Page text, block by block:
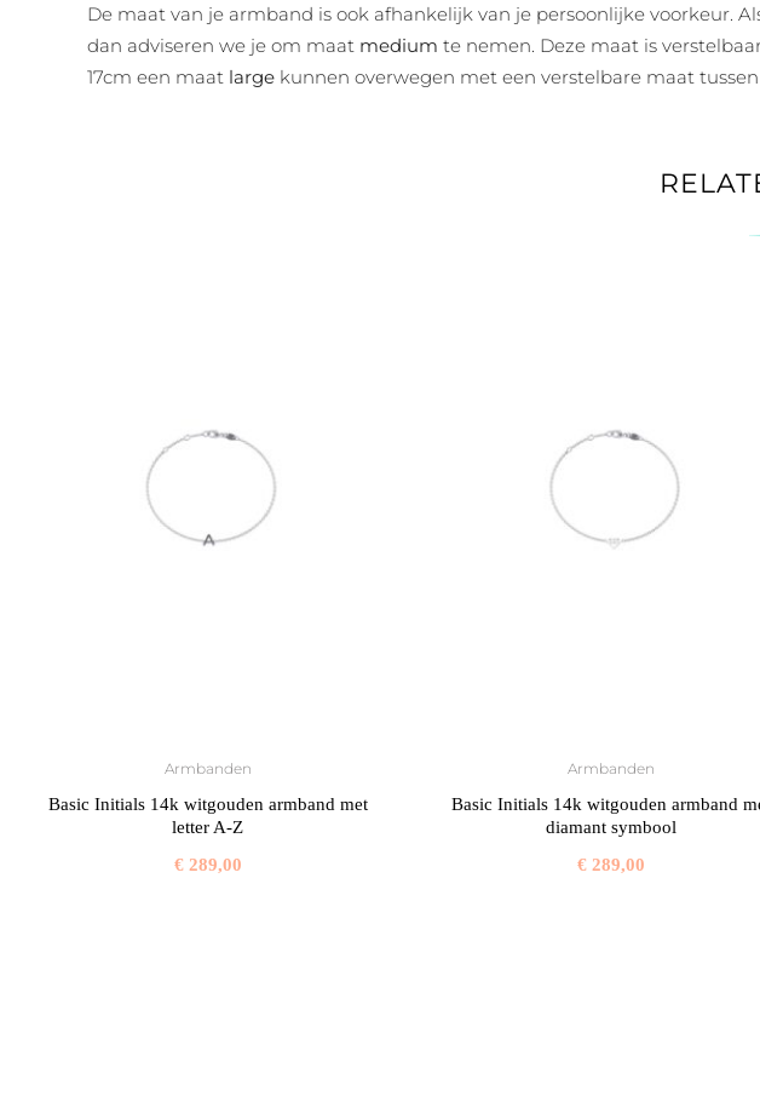
De maat van je armband is ook afhankelijk van je persoonlijke voorkeur.
dan adviseren we je om maat medium te nemen. Deze maat is
17cm een maat large kunnen overwegen met een verstelbare maat tussen
Armbanden
Basic Initials 14k witgouden armband met
letter A-Z
€289,00
Armbanden
Basic Initials 14k witgouden armband
diamant symbool
€ 289,00